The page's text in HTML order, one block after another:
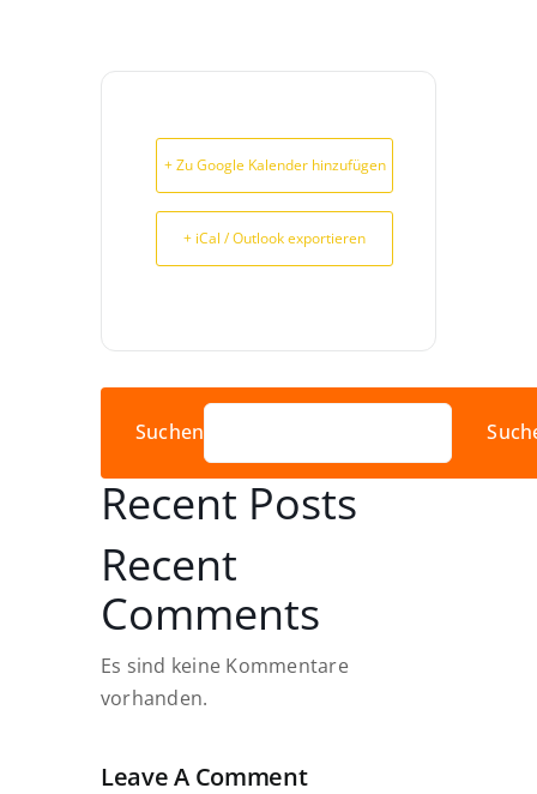
+ Zu Google Kalender hinzufügen
+ iCal / Outlook exportieren
Suchen
Recent Posts
Recent
Comments
Es sind keine Kommentare
vorhanden.
Leave A Comment